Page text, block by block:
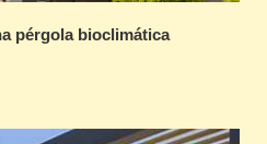
pérgola bioclimática